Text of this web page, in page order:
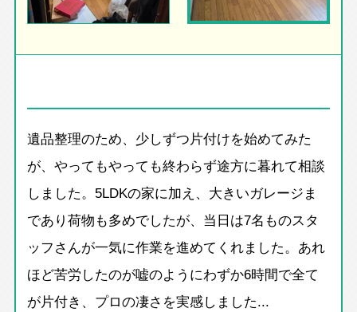
遺品整理のため、少しずつ片付けを始めてみた
が、やってもやっても終わらず途方に暮れて相談
しました。5LDKの家に加え、大きいガレージま
であり荷物も多めでしたが、当日は7名ものスタ
ッフさんが一気に作業を進めてくれました。あれ
ほど苦労したのが嘘のようにわずか6時間で全て
が片付き、プロの凄さを実感しました...